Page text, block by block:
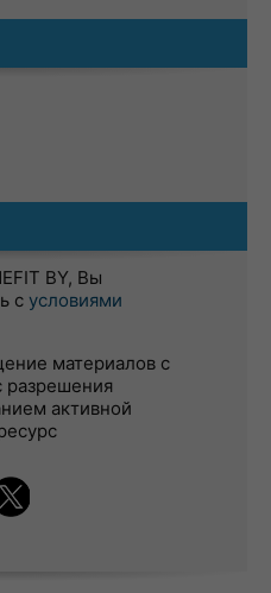
BY, Вы
с условиями
материалов с
разрешения
активной